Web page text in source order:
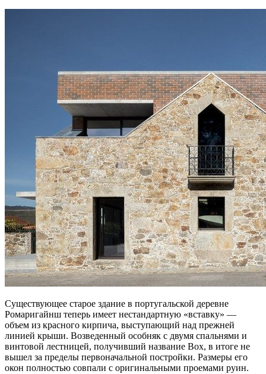
Существующее старое здание в португальской деревне
Ромаригайнш теперь имеет нестандартную «вставку» —
объем из красного кирпича, выступающий над прежней
линией крыши. Возведенный особняк с двумя спальнями и
винтовой лестницей, получивший название Box, в итоге не
вышел за пределы первоначальной постройки. Размеры его
окон полностью совпали с оригинальными проемами руин.